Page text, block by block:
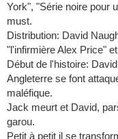
York", "Série noire pour
must.
Distribution: David
"l'infirmière Alex Price"
Début de l'histoire:
Angleterre se font
maléfique.
Jack meurt et David,
garou.
Petit à petit il se